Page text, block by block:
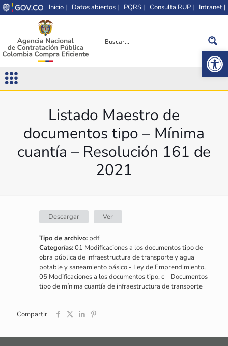
Inicio | Datos abiertos | PQRS | Consulta RUP | Intranet |
Listado Maestro de
documentos tipo – Mínima
cuantía – Resolución 161 de
2021
Descargar Ver
Tipo de archivo:pdf
Categorías:01 Modificaciones a los documentos tipo de
obra pública de infraestructura de transporte y agua
potable y saneamiento básico - Ley de Emprendimiento,
05 Modificaciones a los documentos tipo, c - Documentos
tipo de mínima cuantía de infraestructura de transporte
Compartir